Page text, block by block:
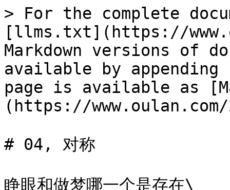
> For the complete
[llms.txt](https://
Markdown versions of
available by
page is available as
(https://
# 04, 对称
睁眼和做梦哪一个是存在\